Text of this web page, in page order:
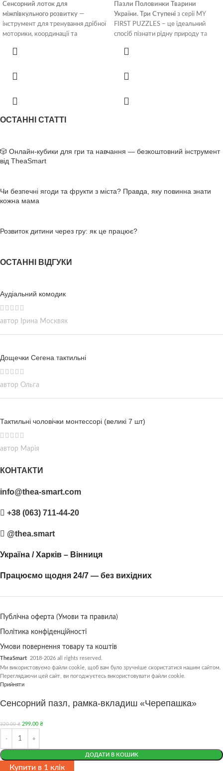
Сенсорний лоток для
міжпівкульного розвитку —
інструмент для тренування дрібної
моторики, координації та
двома руками активують обидві
концентрацію, мовлення та
вдома або з фахівцем.
Пазли Половинки Тварини
України. Три Ступені з серії MY
FIRST PUZZLES – це ідеальний
спосіб пізнати рідну природу та
1-1,5 років. Пазли мають три рівні
безпечних матеріалів, а AR-додаток
Відкривайте світ України разом з
ОСТАННІ СТАТТІ
🎲 Онлайн-кубики для гри та навчання — безкоштовний інструмент
від TheaSmart
Чи безпечні ягоди та фрукти з міста? Правда, яку повинна знати
кожна мама
Розвиток дитини через гру: як це працює?
ОСТАННІ ВІДГУКИ
Аудіальний комодик
автор Ірина Москвяк
Дощечки Сегена тактильні
автор Ольга
Тактильні чоловічки монтессорі (великі 7 шт)
автор Марія
КОНТАКТИ
info@thea-smart.com
+38 (063) 711-44-20
@thea.smart
Україна / Харків – Вінниця
Працюємо щодня 24/7 — без вихідних
Публічна оферта (Умови та правила)
Політика конфіденційності
Умови повернення товару та коштів
TheaSmart 2018-2026 all rights reserved.
Ми використовуємо файли cookie, щоб вам було зручніше скористатися нашим сайтом.
Переглядаючи цей сайт, ви погоджуєтесь використовувати файли cookie.
Прийняти
Сенсорний пазл, рамка-вкладиш «Черепашка»
320.00₴ 299.00 ₴
ДОДАТИ В КОШИК
Купити в 1 клік